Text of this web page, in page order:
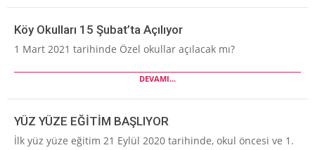
Köy Okulları 15 Şubat’ta Açılıyor
1 Mart 2021 tarihinde Özel okullar açılacak mı?
DEVAMI...
YÜZ YÜZE EĞİTİM BAŞLIYOR
İlk yüz yüze eğitim 21 Eylül 2020 tarihinde, okul öncesi ve 1.